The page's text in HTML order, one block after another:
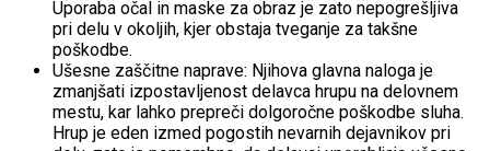
Uporaba očal in maske za obraz je zato nepogrešljiva
pri delu v okoljih, kjer obstaja tveganje za takšne
poškodbe.
Ušesne zaščitne naprave: Njihova glavna naloga je
zmanjšati izpostavljenost delavca hrupu na delovnem
mestu, kar lahko prepreči dolgoročne poškodbe sluha.
Hrup je eden izmed pogostih nevarnih dejavnikov pri